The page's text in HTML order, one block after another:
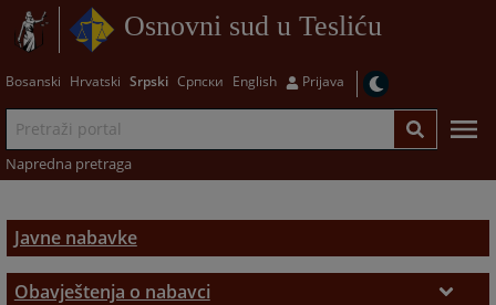
Osnovni sud u Tesliću
Bosanski Hrvatski Srpski Српски English Prijava
Napredna pretraga
Javne nabavke
Obavještenja o nabavci